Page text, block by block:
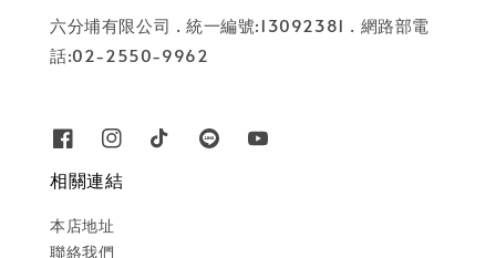
六分埔有限公司 . 統一編號:13092381 . 網路部電
話:02-2550-9962
相關連結
本店地址
聯絡我們